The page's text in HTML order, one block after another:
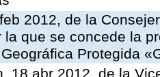
2012, de la
la que se concede la
Protegida